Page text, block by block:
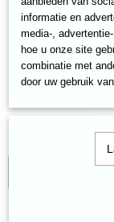
informatie en
media-,
hoe u onze site
combinatie met
door uw gebruik